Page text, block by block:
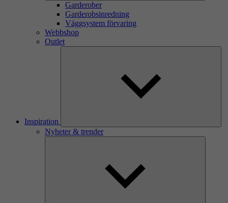
Garderober
Garderobsinredning
Väggsystem förvaring
Webbshop
Outlet
Inspiration
Nyheter & trender